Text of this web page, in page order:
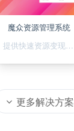
魔众资源管理系统
提供快速资源变现的在线系统
更多解决方案